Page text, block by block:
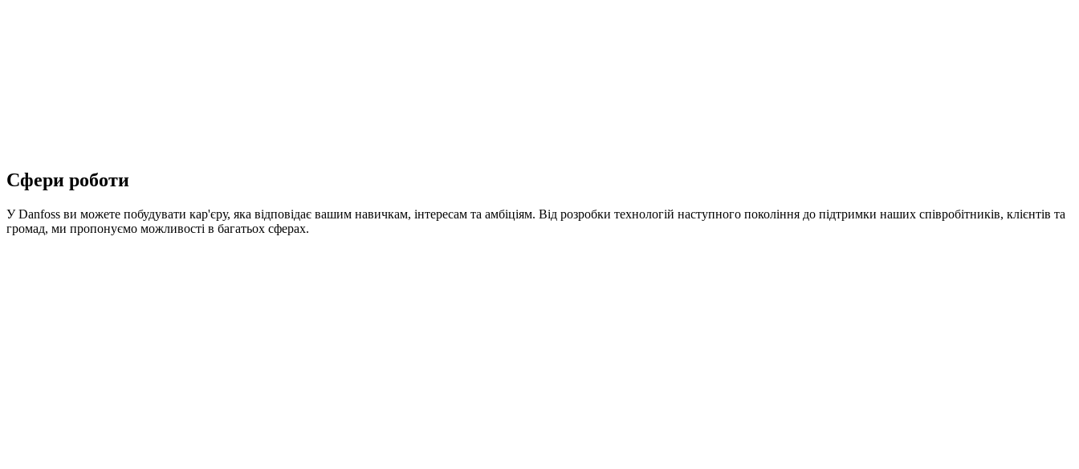
Сфери роботи
У Danfoss ви можете побудувати кар'єру, яка відповідає вашим навичкам, інтересам та амбіціям. Від розробки технологій наступного покоління до підтримки наших співробітників, клієнтів та
громад, ми пропонуємо можливості в багатьох сферах.